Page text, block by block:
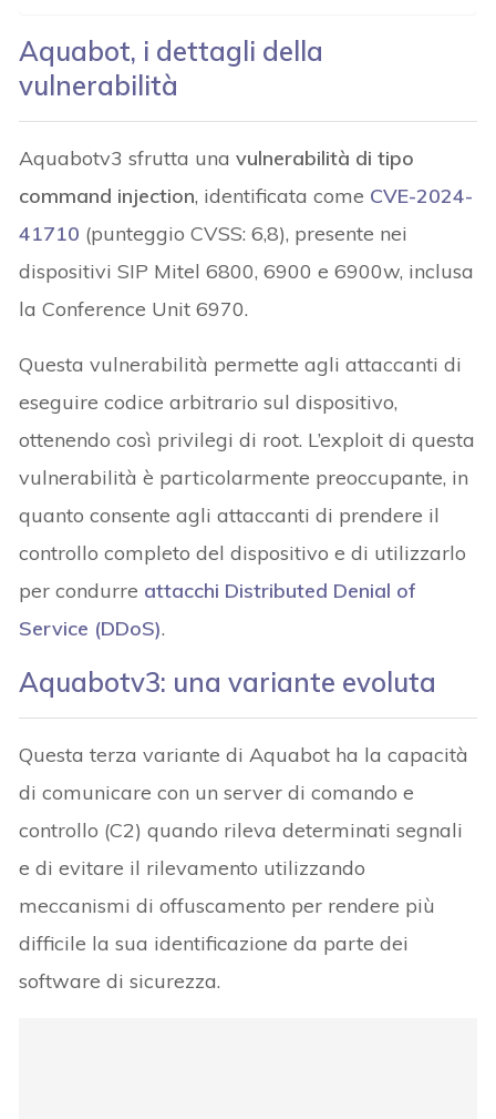
Aquabot, i dettagli della
vulnerabilità
Aquabotv3 sfrutta unavulnerabilità di tipo
command injection, identificata come CVE-2024-
41710 (punteggio CVSS: 6,8), presente nei
dispositivi SIP Mitel 6800, 6900 e 6900w, inclusa
la Conference Unit 6970.
Questa vulnerabilità permette agli attaccanti di
eseguire codice arbitrario sul dispositivo,
ottenendo così privilegi di root. L’exploit di questa
vulnerabilità è particolarmente preoccupante, in
quanto consente agli attaccanti di prendere il
controllo completo del dispositivo e di utilizzarlo
per condurre attacchi Distributed Denial of
Service (DDoS).
Aquabotv3: una variante evoluta
Questa terza variante di Aquabot ha la capacità
di comunicare con un server di comando e
controllo (C2) quando rileva determinati segnali
e di evitare il rilevamento utilizzando
meccanismi di offuscamento per rendere più
difficile la sua identificazione da parte dei
software di sicurezza.